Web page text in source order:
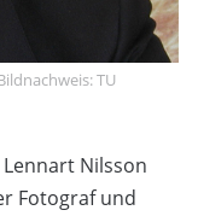
TU
Lennart Nilsson
Fotograf und